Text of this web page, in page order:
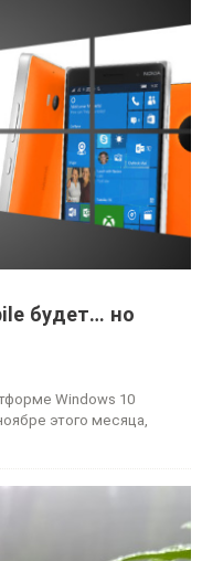
будет… но
Windows 10
этого месяца,